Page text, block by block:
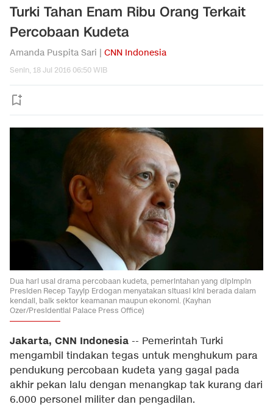
Turki Tahan Enam Ribu Orang Terkait
Percobaan Kudeta
Amanda Puspita Sari | CNN Indonesia
Senin, 18 Jul 2016 06:50 WIB
Dua hari usai drama percobaan kudeta, pemerintahan yang dipimpin
Presiden Recep Tayyip Erdogan menyatakan situasi kini berada dalam
kendali, baik sektor keamanan maupun ekonomi. (Kayhan
Ozer/Presidential Palace Press Office)
Jakarta, CNN Indonesia -- Pemerintah Turki
mengambil tindakan tegas untuk menghukum para
pendukung percobaan kudeta yang gagal pada
akhir pekan lalu dengan menangkap tak kurang dari
6.000 personel militer dan pengadilan.